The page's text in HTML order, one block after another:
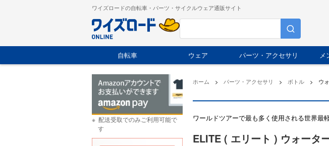
ワイズロードの自転車・パーツ・サイクルウェア通販サイト
自転車 ウェア パーツ・アクセサリ メ
ホーム > パーツ・アクセサリ > ボトル > ウ
ワールドツアーで最も多く使用される世界最
ELITE ( エリート ) ウォータ
配送受取でのみご利用可能で
す